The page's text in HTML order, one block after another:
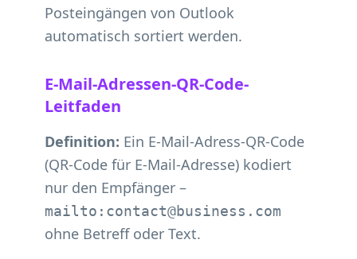
Posteingängen von Outlook
automatisch sortiert werden.
E-Mail-Adressen-QR-Code-
Leitfaden
Definition: Ein E-Mail-Adress-QR-Code
(QR-Code für E-Mail-Adresse) kodiert
nur den Empfänger –
mailto:contact@business.com
ohne Betreff oder Text.